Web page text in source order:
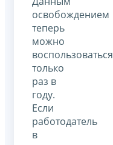
освобождением
теперь
можно
воспользоваться
только
раз в
году.
Если
работодатель
в